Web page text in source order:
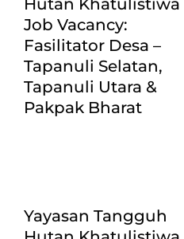
Hutan Khatulistiwa
Job Vacancy:
Fasilitator Desa –
Tapanuli Selatan,
Tapanuli Utara &
Pakpak Bharat
Yayasan Tangguh